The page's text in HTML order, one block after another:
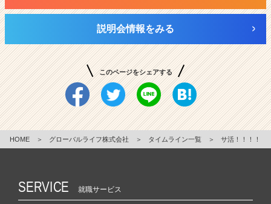
説明会情報をみる
このページをシェアする
HOME ＞ グローバルライフ株式会社 ＞ タイムライン一覧 ＞ サ活！！！！
SERVICE 就職サービス